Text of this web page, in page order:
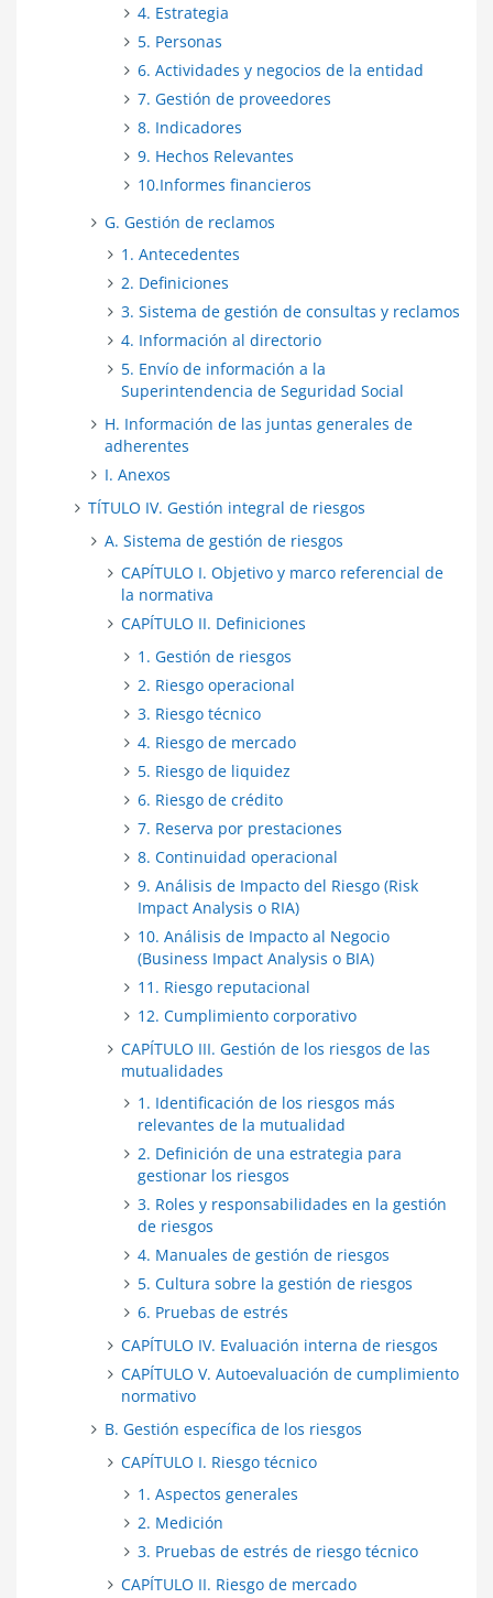
4. Estrategia
5. Personas
6. Actividades y negocios de la entidad
7. Gestión de proveedores
8. Indicadores
9. Hechos Relevantes
10.Informes financieros
G. Gestión de reclamos
1. Antecedentes
2. Definiciones
3. Sistema de gestión de consultas y reclamos
4. Información al directorio
5. Envío de información a la
Superintendencia de Seguridad Social
H. Información de las juntas generales de
adherentes
I. Anexos
TÍTULO IV. Gestión integral de riesgos
A. Sistema de gestión de riesgos
CAPÍTULO I. Objetivo y marco referencial de
la normativa
CAPÍTULO II. Definiciones
1. Gestión de riesgos
2. Riesgo operacional
3. Riesgo técnico
4. Riesgo de mercado
5. Riesgo de liquidez
6. Riesgo de crédito
7. Reserva por prestaciones
8. Continuidad operacional
9. Análisis de Impacto del Riesgo (Risk
Impact Analysis o RIA)
10. Análisis de Impacto al Negocio
(Business Impact Analysis o BIA)
11. Riesgo reputacional
12. Cumplimiento corporativo
CAPÍTULO III. Gestión de los riesgos de las
mutualidades
1. Identificación de los riesgos más
relevantes de la mutualidad
2. Definición de una estrategia para
gestionar los riesgos
3. Roles y responsabilidades en la gestión
de riesgos
4. Manuales de gestión de riesgos
5. Cultura sobre la gestión de riesgos
6. Pruebas de estrés
CAPÍTULO IV. Evaluación interna de riesgos
CAPÍTULO V. Autoevaluación de cumplimiento
normativo
B. Gestión específica de los riesgos
CAPÍTULO I. Riesgo técnico
1. Aspectos generales
2. Medición
3. Pruebas de estrés de riesgo técnico
CAPÍTULO II. Riesgo de mercado